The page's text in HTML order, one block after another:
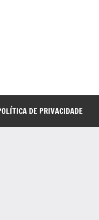
DE PRIVACIDADE